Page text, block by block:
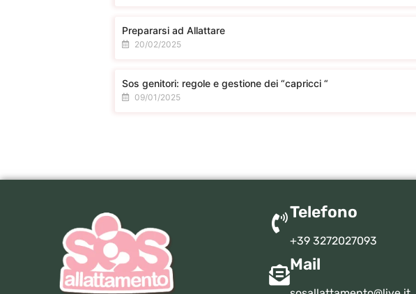
Prepararsi ad Allattare
20/02/2025
Sos genitori: regole e gestione dei “capricci “
09/01/2025
Telefono
+39 3272027093
Mail